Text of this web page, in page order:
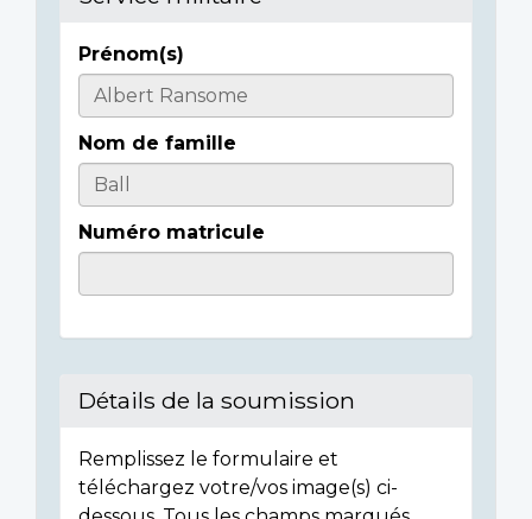
Informations
sur
l'individu
Prénom(s)
Nom de famille
Numéro matricule
Détails de la soumission
Remplissez le formulaire et
téléchargez votre/vos image(s) ci-